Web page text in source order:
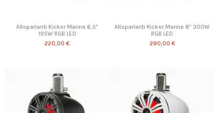
Altoparlanti Kicker Marine 6,5”
195W RGB LED
220,00 €
Altoparlanti Kicker Marine 8” 300W
RGB LED
290,00 €